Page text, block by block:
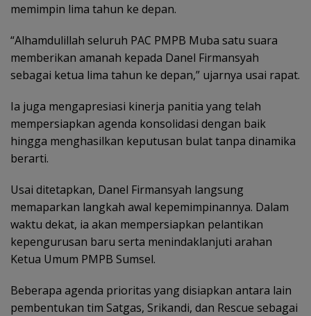
memimpin lima tahun ke depan.
“Alhamdulillah seluruh PAC PMPB Muba satu suara
memberikan amanah kepada Danel Firmansyah
sebagai ketua lima tahun ke depan,” ujarnya usai rapat.
Ia juga mengapresiasi kinerja panitia yang telah
mempersiapkan agenda konsolidasi dengan baik
hingga menghasilkan keputusan bulat tanpa dinamika
berarti.
Usai ditetapkan, Danel Firmansyah langsung
memaparkan langkah awal kepemimpinannya. Dalam
waktu dekat, ia akan mempersiapkan pelantikan
kepengurusan baru serta menindaklanjuti arahan
Ketua Umum PMPB Sumsel.
Beberapa agenda prioritas yang disiapkan antara lain
pembentukan tim Satgas, Srikandi, dan Rescue sebagai